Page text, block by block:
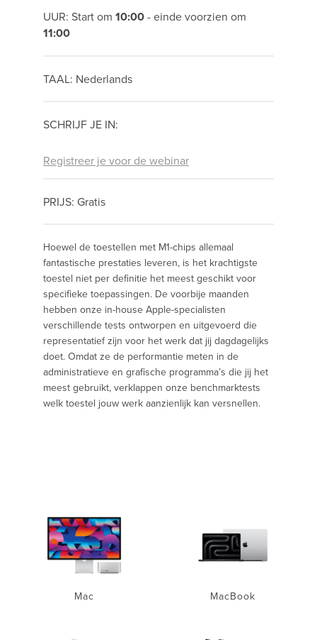
UUR: Start om 10:00- einde voorzien om
11:00
TAAL: Nederlands
SCHRIJF JE IN:
Registreer je voor de webinar
PRIJS: Gratis
Hoewel de toestellen met M1-chips allemaal
fantastische prestaties leveren, is het krachtigste
toestel niet per definitie het meest geschikt voor
specifieke toepassingen. De voorbije maanden
hebben onze in-house Apple-specialisten
verschillende tests ontworpen en uitgevoerd die
representatief zijn voor het werk dat jij dagdagelijks
doet. Omdat ze de performantie meten in de
administratieve en grafische programma’s die jij het
meest gebruikt, verklappen onze benchmarktests
welk toestel jouw werk aanzienlijk kan versnellen.
Mac MacBook